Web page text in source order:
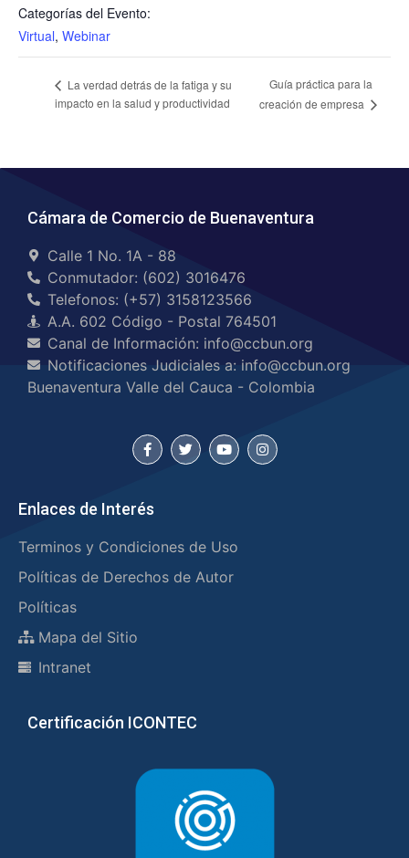
Categorías del Evento:
Virtual, Webinar
La verdad detrás de la fatiga y su
impacto en la salud y productividad
Guía práctica para la
creación de empresa
Certificación ICONTEC
Enlaces de Interés
Terminos y Condiciones de Uso
Políticas de Derechos de Autor
Políticas
Mapa del Sitio
Intranet
Cámara de Comercio de Buenaventura
Calle 1 No. 1A - 88
Conmutador: (602) 3016476
Telefonos: (+57) 3158123566
A.A. 602 Código - Postal 764501
Canal de Información: info@ccbun.org
Notificaciones Judiciales a: info@ccbun.org
Buenaventura Valle del Cauca - Colombia